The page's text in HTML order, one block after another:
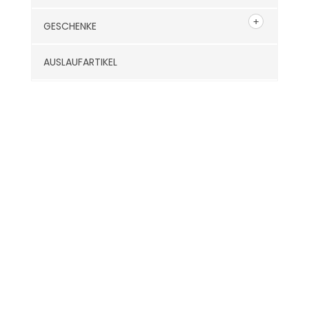
GESCHENKE
AUSLAUFARTIKEL